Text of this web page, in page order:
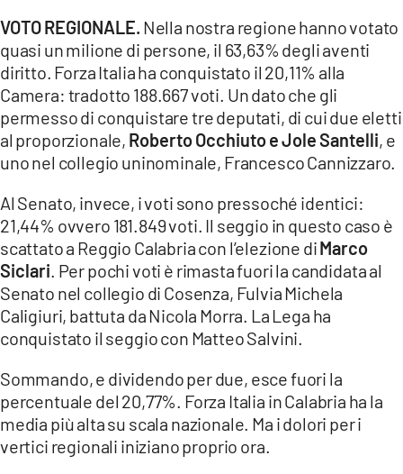
APPLE
VOTO REGIONALE. Nella nostra regione hanno votato
quasi un milione di persone, il 63,63% degli aventi
diritto. Forza Italia ha conquistato il 20,11% alla
Camera: tradotto 188.667 voti. Un dato che gli
permesso di conquistare tre deputati, di cui due eletti
al proporzionale, Roberto Occhiuto e Jole Santelli, e
uno nel collegio uninominale, Francesco Cannizzaro.
Al Senato, invece, i voti sono pressoché identici:
21,44% ovvero 181.849 voti. Il seggio in questo caso è
scattato a Reggio Calabria con l’elezione diMarco
Siclari . Per pochi voti è rimasta fuori la candidata al
Senato nel collegio di Cosenza, Fulvia Michela
Caligiuri, battuta da Nicola Morra. La Lega ha
conquistato il seggio con Matteo Salvini.
Sommando, e dividendo per due, esce fuori la
percentuale del 20,77%. Forza Italia in Calabria ha la
media più alta su scala nazionale. Ma i dolori per i
vertici regionali iniziano proprio ora.